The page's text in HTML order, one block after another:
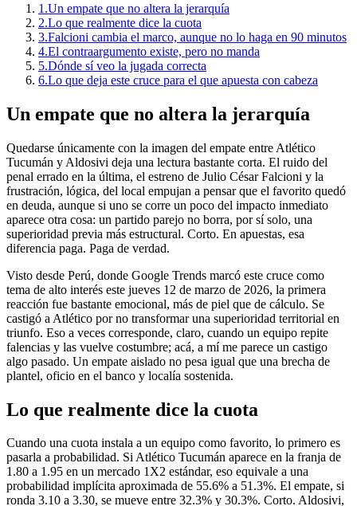
1.Un empate que no altera la jerarquía
2.Lo que realmente dice la cuota
3.Falcioni cambia el marco, aunque no lo haga en 90 minutos
4.El contraargumento existe, pero no manda
5.Dónde sí veo la jugada correcta
6.Lo que deja este cruce para el que apuesta con cabeza
Un empate que no altera la jerarquía
Quedarse únicamente con la imagen del empate entre Atlético
Tucumán y Aldosivi deja una lectura bastante corta. El ruido del
penal errado en la última, el estreno de Julio César Falcioni y la
frustración, lógica, del local empujan a pensar que el favorito quedó
en deuda, aunque si uno se corre un poco del impacto inmediato
aparece otra cosa: un partido parejo no borra, por sí solo, una
superioridad previa más estructural. Corto. En apuestas, esa
diferencia paga. Paga de verdad.
Visto desde Perú, donde Google Trends marcó este cruce como
tema de alto interés este jueves 12 de marzo de 2026, la primera
reacción fue bastante emocional, más de piel que de cálculo. Se
castigó a Atlético por no transformar una superioridad territorial en
triunfo. Eso a veces corresponde, claro, cuando un equipo repite
falencias y las vuelve costumbre; acá, a mí me parece un castigo
algo pasado. Un empate aislado no pesa igual que una brecha de
plantel, oficio en el banco y localía sostenida.
Lo que realmente dice la cuota
Cuando una cuota instala a un equipo como favorito, lo primero es
pasarla a probabilidad. Si Atlético Tucumán aparece en la franja de
1.80 a 1.95 en un mercado 1X2 estándar, eso equivale a una
probabilidad implícita aproximada de 55.6% a 51.3%. El empate, si
ronda 3.10 a 3.30, se mueve entre 32.3% y 30.3%. Corto. Aldosivi,